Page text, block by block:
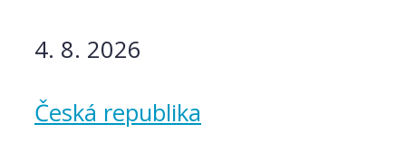
4. 8. 2026
Česká republika